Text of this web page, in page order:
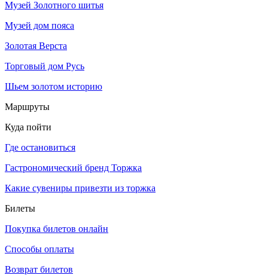
Музей Золотного шитья
Музей дом пояса
Золотая Верста
Торговый дом Русь
Шьем золотом историю
Маршруты
Куда пойти
Где остановиться
Гастрономический бренд Торжка
Какие сувениры привезти из торжка
Билеты
Покупка билетов онлайн
Способы оплаты
Возврат билетов